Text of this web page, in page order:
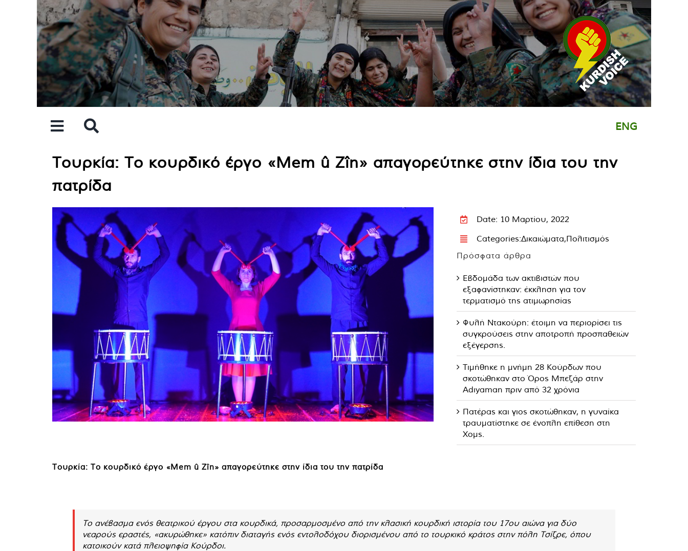
ENG
Τουρκία: Το κουρδικό έργο «Mem û Zîn» απαγορεύτηκε στην ίδια του την
πατρίδα
Date: 10 Μαρτίου, 2022
Categories:Δικαιώματα,Πολιτισμός
Πρόσφατα άρθρα
Εβδομάδα των ακτιβιστών που
εξαφανίστηκαν: έκκληση για τον
τερματισμό της ατιμωρησίας
Φυλή Ντακούρη: έτοιμη να περιορίσει τις
συγκρούσεις στην αποτροπή προσπαθειών
εξέγερσης.
Τιμήθηκε η μνήμη 28 Κούρδων που
σκοτώθηκαν στο Όρος Μπεζάρ στην
Adıyaman πριν από 32 χρόνια
Πατέρας και γιος σκοτώθηκαν, η γυναίκα
τραυματίστηκε σε ένοπλη επίθεση στη
Χομς.
Τουρκία: Το κουρδικό έργο «Mem û Zîn» απαγορεύτηκε στην ίδια του την πατρίδα
Το ανέβασμα ενός θεατρικού έργου στα κουρδικά, προσαρμοσμένο από την κλασική κουρδική ιστορία του 17ου αιώνα για δύο
νεαρούς εραστές, «ακυρώθηκε» κατόπιν διαταγής ενός εντολοδόχου διορισμένου από το τουρκικό κράτος στην πόλη Τσίζρε, όπου
κατοικούν κατά πλειοψηφία Κούρδοι.